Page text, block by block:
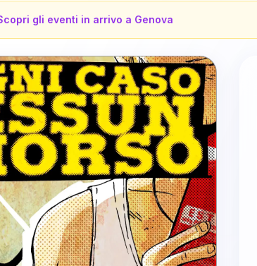
gli eventi in arrivo a Genova